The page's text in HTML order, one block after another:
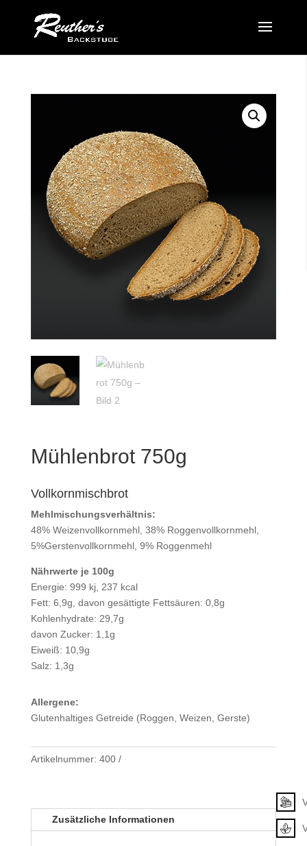
Mühlenbrot 750g
Vollkornmischbrot
Mehlmischungsverhältnis:
48% Weizenvollkornmehl, 38% Roggenvollkornmehl,
5%Gerstenvollkornmehl, 9% Roggenmehl
Nährwerte je 100g
Energie: 999 kj, 237 kcal
Fett: 6,9g, davon gesättigte Fettsäuren: 0,8g
Kohlenhydrate: 29,7g
davon Zucker: 1,1g
Eiweiß: 10,9g
Salz: 1,3g
Allergene:
Glutenhaltiges Getreide (Roggen, Weizen, Gerste)
Artikelnummer: 400
Zusätzliche Informationen